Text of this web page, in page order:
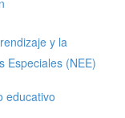
y la
Especiales (NEE)
educativo